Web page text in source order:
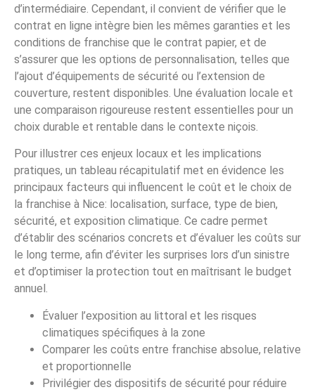
d’intermédiaire. Cependant, il convient de vérifier que le
contrat en ligne intègre bien les mêmes garanties et les
conditions de franchise que le contrat papier, et de
s’assurer que les options de personnalisation, telles que
l’ajout d’équipements de sécurité ou l’extension de
couverture, restent disponibles. Une évaluation locale et
une comparaison rigoureuse restent essentielles pour un
choix durable et rentable dans le contexte niçois.
Pour illustrer ces enjeux locaux et les implications
pratiques, un tableau récapitulatif met en évidence les
principaux facteurs qui influencent le coût et le choix de
la franchise à Nice: localisation, surface, type de bien,
sécurité, et exposition climatique. Ce cadre permet
d’établir des scénarios concrets et d’évaluer les coûts sur
le long terme, afin d’éviter les surprises lors d’un sinistre
et d’optimiser la protection tout en maîtrisant le budget
annuel.
Évaluer l’exposition au littoral et les risques
climatiques spécifiques à la zone
Comparer les coûts entre franchise absolue, relative
et proportionnelle
Privilégier des dispositifs de sécurité pour réduire